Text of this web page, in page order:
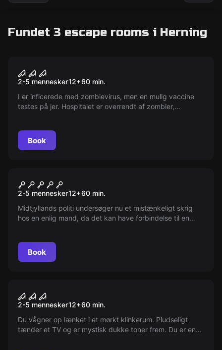
Fundet 3 escape rooms i Herning
The Undead
2-5 mennesker12+60 min.
I er inficerede med zombievirus, men en mulig vaccine
testes på jer. Hospitalet er overrendt af zombier,
Book
Crime Scene
2-5 mennesker12+60 min.
Midtjyllands politi undersøger nu et mistænkeligt skrig
hos en enlig mand, da det kan have forbindelse til en
Book
Jigsaw
2-5 mennesker12+60 min.
Du vågner op lænket i et mørkt klinkerum. Pludseligt
tænder et TV og er mystisk dukke toner frem. Du er en